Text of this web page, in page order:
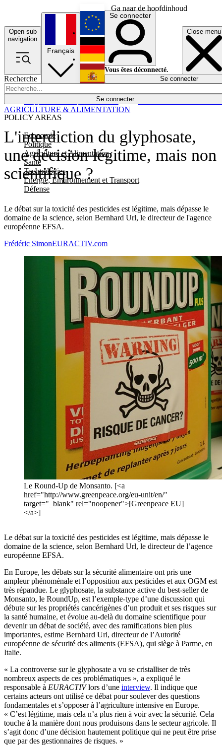
Ga naar de hoofdinhoud
Open sub
navigation
Close menu
Recherche
Se connecter
POLICY AREAS
Economie
Politique
Agriculture et Alimentation
Santé
Technologies
Energie, Environnement et Transport
Défense
Économie
Français
English
Deutsch
Español
Se connecter
Vous êtes déconnecté.
Se connecter
L'interdiction du glyphosate,
une décision légitime, mais non
scientifique ?
Le débat sur la toxicité des pesticides est légitime, mais dépasse le
domaine de la science, selon Bernhard Url, le directeur de l'agence
européenne EFSA.
AGRICULTURE & ALIMENTATION
Frédéric SimonEURACTIV.com
Le Round-Up de Monsanto. [<a
href="http://www.greenpeace.org/eu-unit/en/"
target="_blank" rel="noopener">[Greenpeace EU]
</a>]
Le débat sur la toxicité des pesticides est légitime, mais dépasse le
domaine de la science, selon Bernhard Url, le directeur de l’agence
européenne EFSA.
En Europe, les débats sur la sécurité alimentaire ont pris une
ampleur phénoménale et l’opposition aux pesticides et aux OGM est
très répandue. Le glyphosate, la substance active du best-seller de
Monsanto, le RoundUp, est l’exemple-type d’une discussion qui
débute sur les propriétés cancérigènes d’un produit et ses risques sur
la santé humaine, et évolue au-delà du domaine scientifique pour
devenir un débat de société, avec des ramifications bien plus
importantes, estime Bernhard Url, directeur de l’Autorité
européenne de sécurité des aliments (EFSA), qui siège à Parme, en
Italie.
« La controverse sur le glyphosate a vu se cristalliser de très
nombreux aspects de ces problématiques », a expliqué le
responsable à EURACTIVlors d’une interview. Il indique que
certains acteurs ont utilisé ce débat pour soulever des questions
fondamentales et s’opposer à l’agriculture intensive en Europe.
« C’est légitime, mais cela n’a plus rien à voir avec la sécurité. Cela
touche à la manière dont nous produisons dans le secteur agricole. Il
s’agit donc d’une décision hautement politique qui ne peut être prise
que par des gestionnaires de risques. »